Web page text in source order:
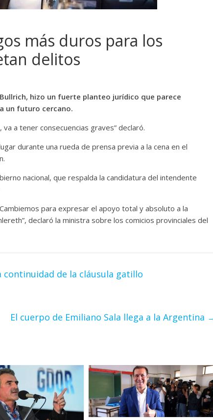
más duros para los
delitos
hizo un fuerte planteo jurídico que parece
un futuro cercano.
a tener consecuencias graves” declaró.
durante una rueda de prensa previa a la cena en el
nacional, que respalda la candidatura del intendente
para expresar el apoyo total y absoluto a la
declaró la ministra sobre los comicios provinciales del
continuidad de la cláusula gatillo
El cuerpo de Emiliano Sala llega a la Argentina